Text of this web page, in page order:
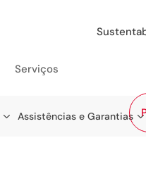
Assistências e Garantias
Serviços